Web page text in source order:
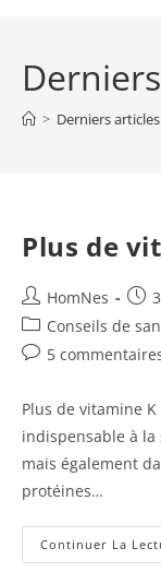
> Derniers articles
Plus de
Auteur/autrice
de
la
publication :
HomNes
Post
category:
Conseils de
Commentaires
la
publication :
5
Plus de vitamine
indispensable à
mais également
protéines…
Continuer La